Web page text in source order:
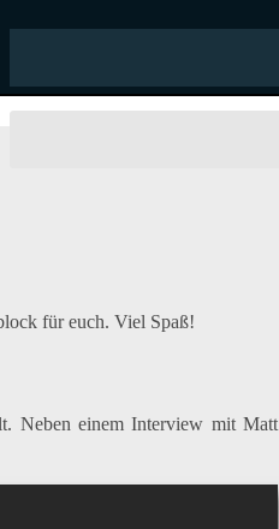
für euch. Viel Spaß!
Neben einem Interview mit Matt